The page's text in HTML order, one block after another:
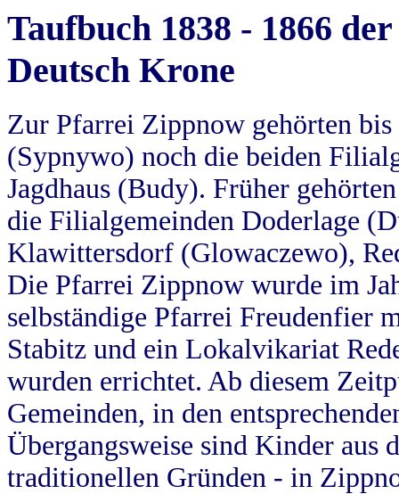
Taufbuch 1838 - 1866
Deutsch Krone
Zur Pfarrei Zippnow gehörten
(Sypnywo) noch die beiden
Jagdhaus (Budy). Früher
die Filialgemeinden Doderlage
Klawittersdorf (Glowaczewo),
Die Pfarrei Zippnow wurde im
selbständige Pfarrei Freudenfier
Stabitz und ein Lokalvikariat
wurden errichtet. Ab diesem
Gemeinden, in den
Übergangsweise sind Kinder aus
traditionellen Gründen - in